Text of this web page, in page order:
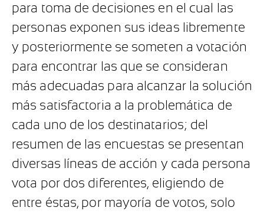
para toma de decisiones en el cual las
personas exponen sus ideas libremente
y posteriormente se someten a votación
para encontrar las que se consideran
más adecuadas para alcanzar la solución
más satisfactoria a la problemática de
cada uno de los destinatarios; del
resumen de las encuestas se presentan
diversas líneas de acción y cada persona
vota por dos diferentes, eligiendo de
entre éstas, por mayoría de votos, solo